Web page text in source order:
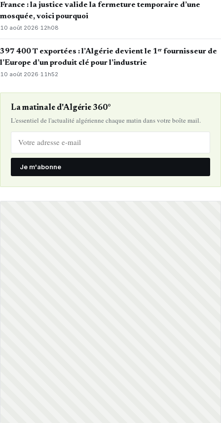
France : la justice valide la fermeture temporaire d’une
mosquée, voici pourquoi
10 août 2026· 12h08
397 400 T exportées : l’Algérie devient le 1ᵉʳ fournisseur de
l’Europe d’un produit clé pour l’industrie
10 août 2026·11h52
La matinale d'Algérie 360°
L'essentiel de l'actualité algérienne chaque matin dans votre boîte mail.
Je m'abonne